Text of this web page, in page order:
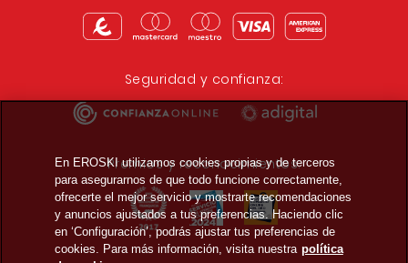
Seguridad y confianza:
Premios y reconocimientos:
En EROSKI utilizamos cookies propias y de terceros
para asegurarnos de que todo funcione correctamente,
ofrecerte el mejor servicio y mostrarte recomendaciones
y anuncios ajustados a tus preferencias. Haciendo clic
en ‘Configuración’, podrás ajustar tus preferencias de
cookies. Para más información, visita nuestra política